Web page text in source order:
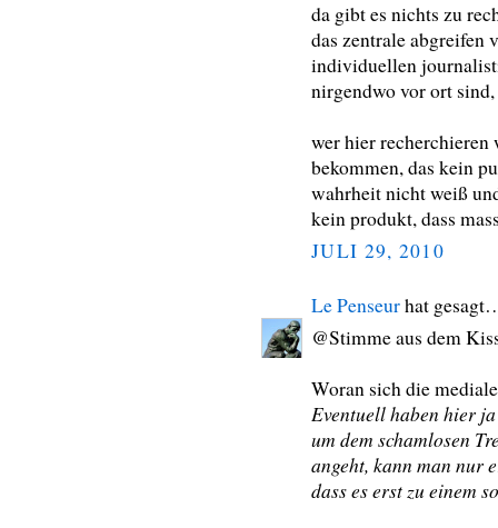
da gibt es nichts zu
das zentrale abgreifen
individuellen
nirgendwo vor ort
wer hier recherchieren
bekommen, das kein
wahrheit nicht weiß
kein produkt, dass
JULI 29, 2010
Le Penseurhat
@Stimme aus dem
Woran sich die
Eventuell haben hier
um dem schamlosen
angeht, kann man nur
dass es erst zu einem